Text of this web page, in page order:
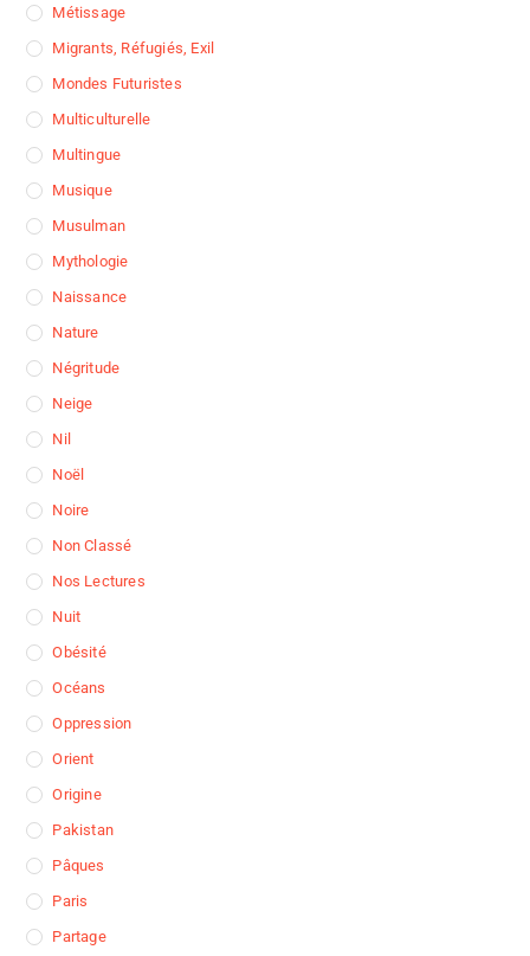
Métissage
Migrants, Réfugiés, Exil
Mondes Futuristes
Multiculturelle
Multingue
Musique
Musulman
Mythologie
Naissance
Nature
Négritude
Neige
Nil
Noël
Noire
Non Classé
Nos Lectures
Nuit
Obésité
Océans
Oppression
Orient
Origine
Pakistan
Pâques
Paris
Partage